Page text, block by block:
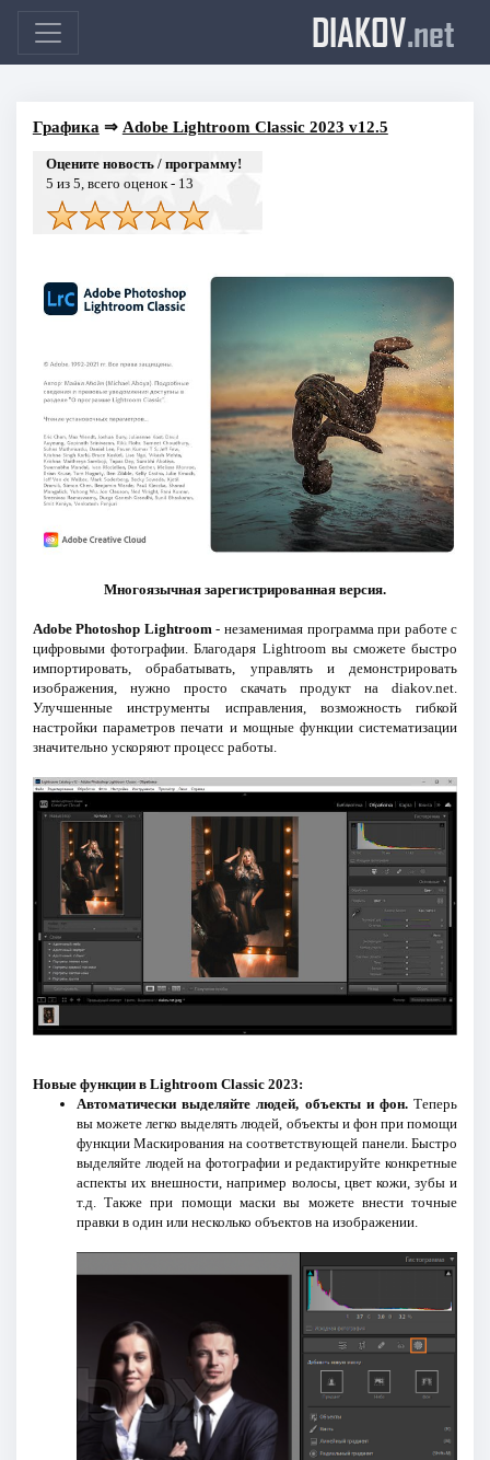
DIAKOV.net
Графика ⇒ Adobe Lightroom Classic 2023 v12.5
Оцените новость / программу!
5 из 5, всего оценок - 13
Многоязычная зарегистрированная версия.
Adobe Photoshop Lightroom - незаменимая программа при работе с
цифровыми фотографии. Благодаря Lightroom вы сможете быстро
импортировать, обрабатывать, управлять и демонстрировать
изображения, нужно просто скачать продукт на diakov.net.
Улучшенные инструменты исправления, возможность гибкой
настройки параметров печати и мощные функции систематизации
значительно ускоряют процесс работы.
Новые функции в Lightroom Classic 2023:
Автоматически выделяйте людей, объекты и фон.Теперь
вы можете легко выделять людей, объекты и фон при помощи
функции Маскирования на соответствующей панели. Быстро
выделяйте людей на фотографии и редактируйте конкретные
аспекты их внешности, например волосы, цвет кожи, зубы и
т.д. Также при помощи маски вы можете внести точные
правки в один или несколько объектов на изображении.